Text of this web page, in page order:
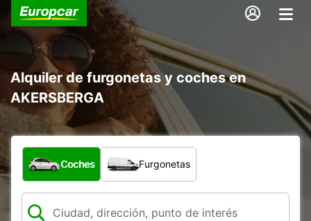
Alquiler de furgonetas y coches en
AKERSBERGA
¿Qué tipo de vehículo?
Coches Furgonetas